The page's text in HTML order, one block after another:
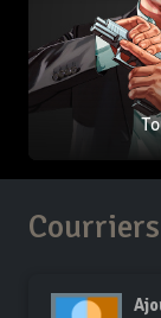
Courriers